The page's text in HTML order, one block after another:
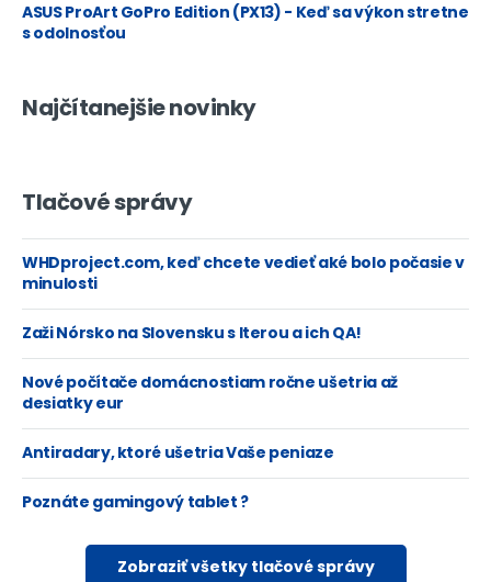
ASUS ProArt GoPro Edition (PX13) - Keď sa výkon stretne
s odolnosťou
Najčítanejšie novinky
Tlačové správy
WHDproject.com, keď chcete vedieť aké bolo počasie v
minulosti
Zaži Nórsko na Slovensku s Iterou a ich QA!
Nové počítače domácnostiam ročne ušetria až
desiatky eur
Antiradary, ktoré ušetria Vaše peniaze
Poznáte gamingový tablet ?
Zobraziť všetky tlačové správy